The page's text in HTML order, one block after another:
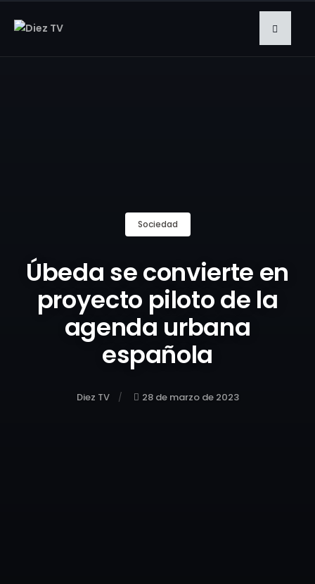
Sociedad
Úbeda se convierte en
proyecto piloto de la
agenda urbana
española
Diez TV 28 de marzo de 2023